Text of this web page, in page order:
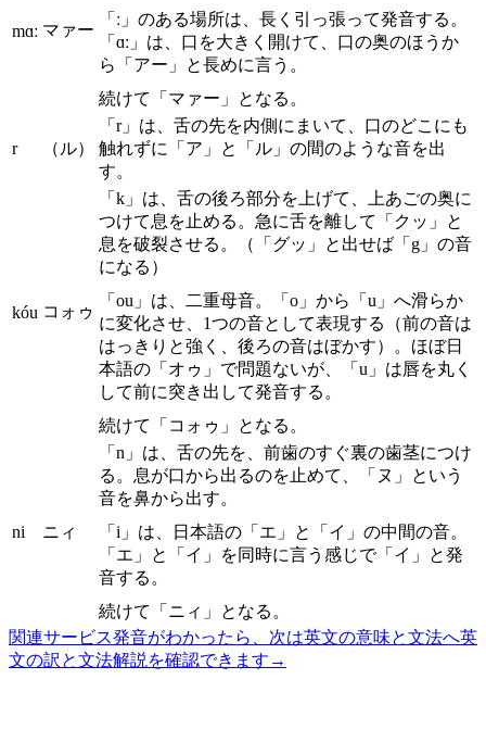
mɑː マァー
「ː」のある場所は、長く引っ張って発音する。
「ɑː」は、口を大きく開けて、口の奥のほうか
ら「アー」と長めに言う。
続けて「マァー」となる。
r （ル）
「r」は、舌の先を内側にまいて、口のどこにも
触れずに「ア」と「ル」の間のような音を出
す。
kóu コォゥ
「k」は、舌の後ろ部分を上げて、上あごの奥に
つけて息を止める。急に舌を離して「クッ」と
息を破裂させる。（「グッ」と出せば「g」の音
になる）
「ou」は、二重母音。「o」から「u」へ滑らか
に変化させ、1つの音として表現する（前の音は
はっきりと強く、後ろの音はぼかす）。ほぼ日
本語の「オゥ」で問題ないが、「u」は唇を丸く
して前に突き出して発音する。
続けて「コォゥ」となる。
ni ニィ
「n」は、舌の先を、前歯のすぐ裏の歯茎につけ
る。息が口から出るのを止めて、「ヌ」という
音を鼻から出す。
「i」は、日本語の「エ」と「イ」の中間の音。
「エ」と「イ」を同時に言う感じで「イ」と発
音する。
続けて「ニィ」となる。
関連サービス発音がわかったら、次は英文の意味と文法へ英
文の訳と文法解説を確認できます →